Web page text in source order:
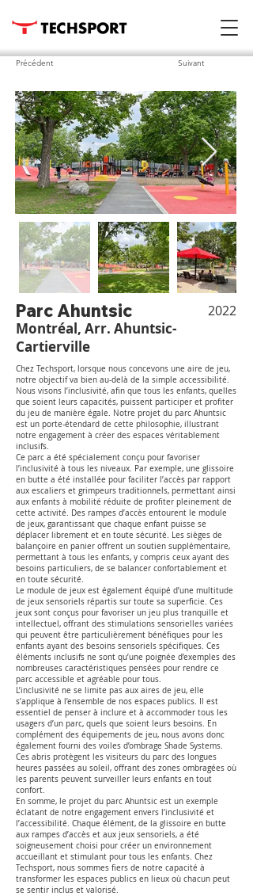
Précédent Suivant
2022
Parc Ahuntsic
Montréal, Arr. Ahuntsic-
Cartierville
Chez Techsport, lorsque nous concevons une aire de jeu,
notre objectif va bien au-delà de la simple accessibilité.
Nous visons l’inclusivité, afin que tous les enfants, quelles
que soient leurs capacités, puissent participer et profiter
du jeu de manière égale. Notre projet du parc Ahuntsic
est un porte-étendard de cette philosophie, illustrant
notre engagement à créer des espaces véritablement
inclusifs.
Ce parc a été spécialement conçu pour favoriser
l’inclusivité à tous les niveaux. Par exemple, une glissoire
en butte a été installée pour faciliter l’accès par rapport
aux escaliers et grimpeurs traditionnels, permettant ainsi
aux enfants à mobilité réduite de profiter pleinement de
cette activité. Des rampes d’accès entourent le module
de jeux, garantissant que chaque enfant puisse se
déplacer librement et en toute sécurité. Les sièges de
balançoire en panier offrent un soutien supplémentaire,
permettant à tous les enfants, y compris ceux ayant des
besoins particuliers, de se balancer confortablement et
en toute sécurité.
Le module de jeux est également équipé d’une multitude
de jeux sensoriels répartis sur toute sa superficie. Ces
jeux sont conçus pour favoriser un jeu plus tranquille et
intellectuel, offrant des stimulations sensorielles variées
qui peuvent être particulièrement bénéfiques pour les
enfants ayant des besoins sensoriels spécifiques. Ces
éléments inclusifs ne sont qu’une poignée d’exemples des
nombreuses caractéristiques pensées pour rendre ce
parc accessible et agréable pour tous.
L’inclusivité ne se limite pas aux aires de jeu, elle
s’applique à l’ensemble de nos espaces publics. Il est
essentiel de penser à inclure et à accommoder tous les
usagers d’un parc, quels que soient leurs besoins. En
complément des équipements de jeu, nous avons donc
également fourni des voiles d’ombrage Shade Systems.
Ces abris protègent les visiteurs du parc des longues
heures passées au soleil, offrant des zones ombragées où
les parents peuvent surveiller leurs enfants en tout
confort.
En somme, le projet du parc Ahuntsic est un exemple
éclatant de notre engagement envers l’inclusivité et
l’accessibilité. Chaque élément, de la glissoire en butte
aux rampes d’accès et aux jeux sensoriels, a été
soigneusement choisi pour créer un environnement
accueillant et stimulant pour tous les enfants. Chez
Techsport, nous sommes fiers de notre capacité à
transformer les espaces publics en lieux où chacun peut
se sentir inclus et valorisé.